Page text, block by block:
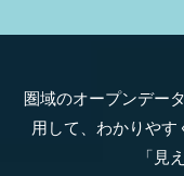
圏域のオープンデー
用して、わかりやす
「見